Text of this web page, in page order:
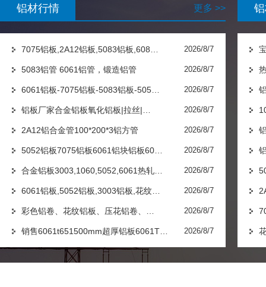
铝材行情 更多 >>
7075铝板,2A12铝板,5083铝板,608… 2026/8/7
5083铝管 6061铝管，锻造铝管 2026/8/7
6061铝板-7075铝板-5083铝板-505… 2026/8/7
铝板厂家合金铝板氧化铝板|拉丝|… 2026/8/7
2A12铝合金管100*200*3铝方管 2026/8/7
5052铝板7075铝板6061铝块铝板60… 2026/8/7
合金铝板3003,1060,5052,6061热轧… 2026/8/7
6061铝板,5052铝板,3003铝板,花纹… 2026/8/7
彩色铝卷、花纹铝板、压花铝卷、… 2026/8/7
销售6061t651500mm超厚铝板6061T… 2026/8/7